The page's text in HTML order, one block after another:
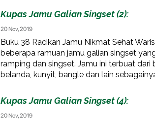
Kupas Jamu Galian Singset (2):
20 Nov, 2019
Buku 38 Racikan Jamu Nikmat Sehat
beberapa ramuan jamu galian singset
ramping dan singset. Jamu ini terbuat dari
belanda, kunyit, bangle dan lain
Kupas Jamu Galian Singset (4):
20 Nov, 2019